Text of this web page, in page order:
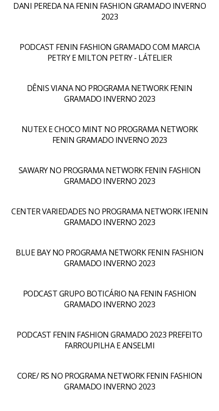
DANI PEREDA NA FENIN FASHION GRAMADO INVERNO
2023
PODCAST FENIN FASHION GRAMADO COM MARCIA
PETRY E MILTON PETRY - LÁTELIER
DÊNIS VIANA NO PROGRAMA NETWORK FENIN
GRAMADO INVERNO 2023
NUTEX E CHOCO MINT NO PROGRAMA NETWORK
FENIN GRAMADO INVERNO 2023
SAWARY NO PROGRAMA NETWORK FENIN FASHION
GRAMADO INVERNO 2023
CENTER VARIEDADES NO PROGRAMA NETWORK IFENIN
GRAMADO INVERNO 2023
BLUE BAY NO PROGRAMA NETWORK FENIN FASHION
GRAMADO INVERNO 2023
PODCAST GRUPO BOTICÁRIO NA FENIN FASHION
GRAMADO INVERNO 2023
PODCAST FENIN FASHION GRAMADO 2023 PREFEITO
FARROUPILHA E ANSELMI
CORE/ RS NO PROGRAMA NETWORK FENIN FASHION
GRAMADO INVERNO 2023